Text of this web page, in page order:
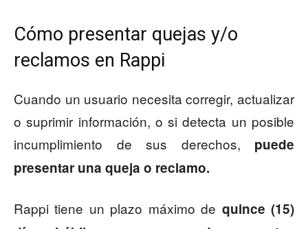
Cómo presentar quejas y/o
reclamos en Rappi
Cuando un usuario necesita corregir, actualizar
o suprimir información, o si detecta un posible
incumplimiento de sus derechos, puede
presentar una queja o reclamo.
Rappi tiene un plazo máximo de quince (15)